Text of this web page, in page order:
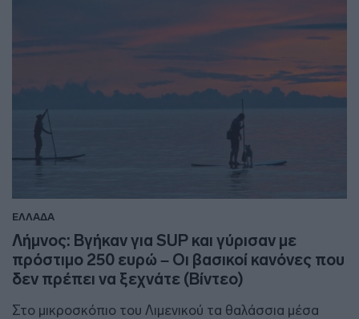
ΕΛΛΑΔΑ
Λήμνος: Βγήκαν για SUP και γύρισαν με
πρόστιμο 250 ευρώ – Οι βασικοί κανόνες που
δεν πρέπει να ξεχνάτε (Βίντεο)
Στο μικροσκόπιο του Λιμενικού τα θαλάσσια μέσα